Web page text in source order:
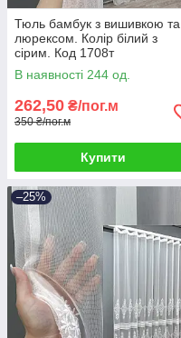
Тюль бамбук з вишивкою та
люрексом. Колір білий з
сірим. Код 1708т
В наявності 244 од.
262,50 ₴/пог.м
350 ₴/пог.м
Купити
–25%